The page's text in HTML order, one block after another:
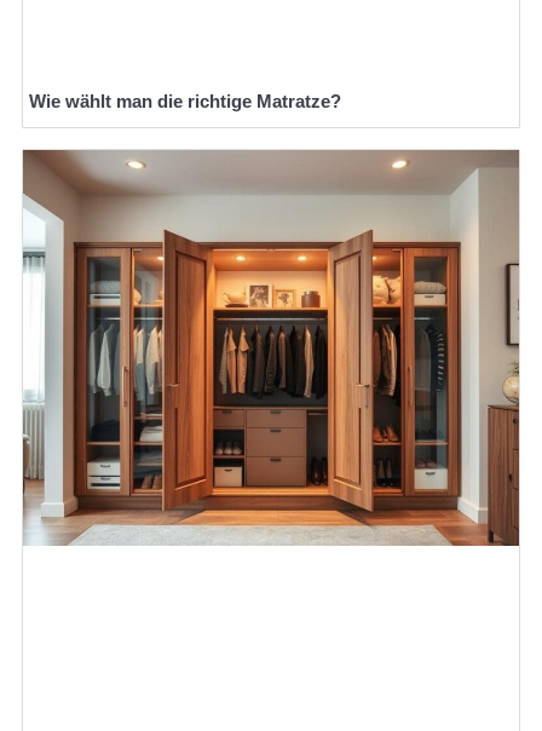
Wie wählt man die richtige Matratze?